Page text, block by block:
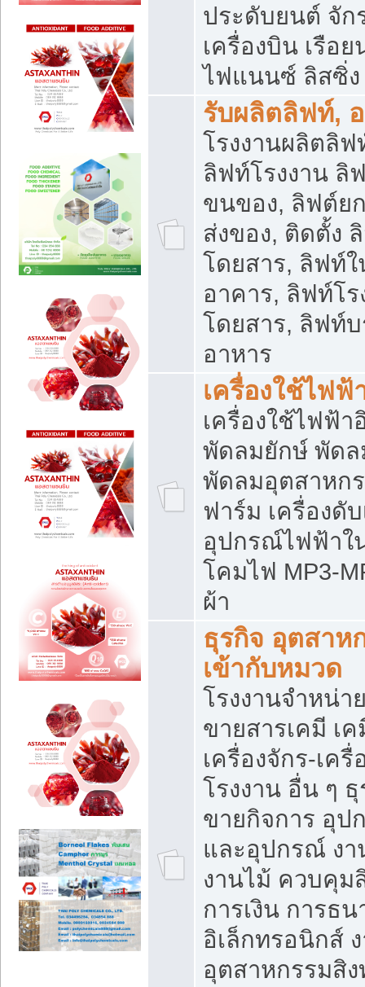
ประดับยนต์ จัก
เครื่องบิน เรือ
ไฟแนนซ์ ลิสซิ่ง
รับผลิตลิฟท์,
โรงงานผลิตลิ
ลิฟท์โรงงาน ลิ
ขนของ, ลิฟต์ย
ส่งของ, ติดตั้ง
โดยสาร, ลิฟท์
อาคาร, ลิฟท์โ
โดยสาร, ลิฟท์
อาหาร
เครื่องใช้ไฟฟ้
เครื่องใช้ไฟฟ้า
พัดลมยักษ์ พัด
พัดลมอุตสาหก
ฟาร์ม เครื่องดั
อุปกรณ์ไฟฟ้าใ
โคมไฟ MP3-
ผ้า
ธุรกิจ อุตสาห
เข้ากับหมวด
โรงงานจำหน่
ขายสารเคมี เ
เครื่องจักร-เค
โรงงาน อื่น ๆ
ขายกิจการ อุป
และอุปกรณ์ ง
งานไม้ ควบคุม
การเงิน การธ
อิเล็กทรอนิกส์
อุตสาหกรรมสิ